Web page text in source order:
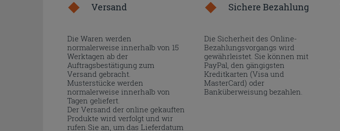
Versand
Die Waren werden
normalerweise innerhalb von 15
Werktagen ab der
Auftragsbestätigung zum
Versand gebracht.
Musterstücke werden
normalerweise innerhalb von
Tagen geliefert.
Der Versand der online gekauften
Produkte wird verfolgt und wir
rufen Sie an, um das Lieferdatum
Sichere Bezahlung
Die Sicherheit des Online-
Bezahlungsvorgangs wird
gewährleistet. Sie können mit
PayPal, den gängigsten
Kreditkarten (Visa und
MasterCard) oder
Banküberweisung bezahlen.